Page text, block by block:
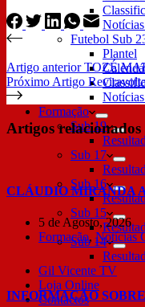
Futebol Sub
Plantel
Formação
Sub 19
Sub 17
Sub 16
Sub 15
Sub 14
Gil Vicente TV
Loja Online
Contactos
Artigo anteriorTOZÉ
Próximo Artigo
Artigos relacionados
CLÁUDIO MIRANDA
5 de Agosto, 2026
Formação,Notícias
INFORMAÇÃO